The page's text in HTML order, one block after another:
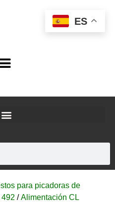
para picadoras de
/Alimentación CL
ES